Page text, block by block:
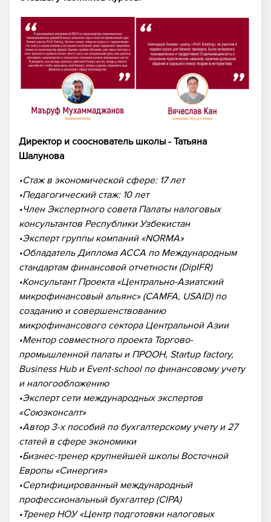
Директор и сооснователь школы - Татьяна
Шалунова
•Стаж в экономической сфере: 17 лет
•Педагогический стаж: 10 лет
•Член Экспертного совета Палаты налоговых
консультантов Республики Узбекистан
•Эксперт группы компаний «NORMA»
•Обладатель Диплома ACCA по Международным
стандартам финансовой отчетности (DipIFR)
•Консультант Проекта «Центрально-Азиатский
микрофинансовый альянс» (CAMFA, USAID) по
созданию и совершенствованию
микрофинансового сектора Центральной Азии
•Ментор совместного проекта Торгово-
промышленной палаты и ПРООН, Startup factory,
Business Hub и Event-school по финансовому учету
и налогообложению
•Эксперт сети международных экспертов
«Союзконсалт»
•Автор 3-х пособий по бухгалтерскому учету и 27
статей в сфере экономики
•Бизнес-тренер крупнейшей школы Восточной
Европы «Синергия»
•Сертифицированный международный
профессиональный бухгалтер (CIPA)
•Тренер НОУ «Центр подготовки налоговых